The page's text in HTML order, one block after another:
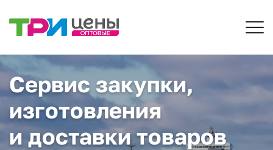
Сервис закупки,
изготовления
и доставки товаров